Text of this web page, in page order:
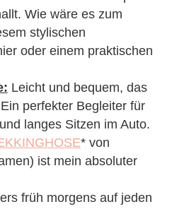
Wie wäre es zum
stylischen
oder einem praktischen
Leicht und bequem, das
perfekter Begleiter für
langes Sitzen im Auto.
* von
ist mein absoluter
früh morgens auf jeden